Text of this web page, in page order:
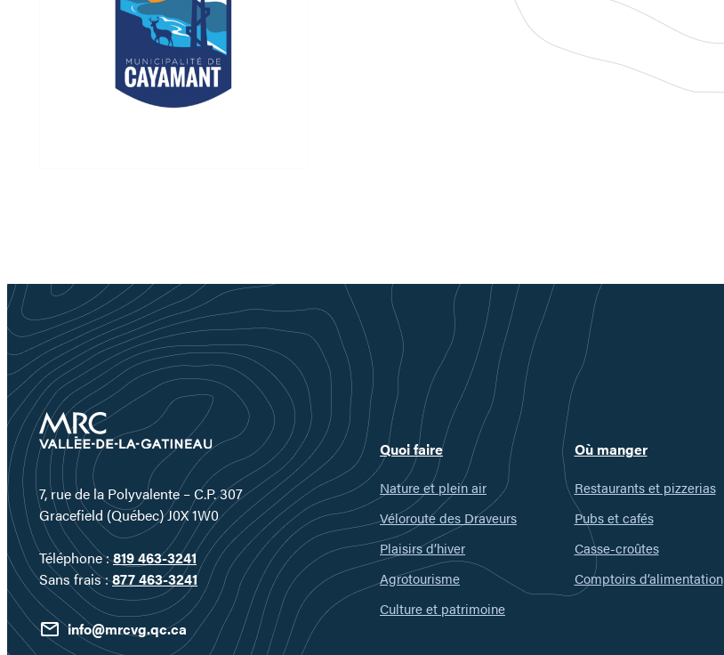
7, rue de la Polyvalente – C.P. 307
Gracefield (Québec) J0X 1W0
Téléphone :819 463-3241
Sans frais :877 463-3241
info@mrcvg.qc.ca
Quoi faire
Nature et plein air
Véloroute des Draveurs
Plaisirs d’hiver
Agrotourisme
Culture et patrimoine
Où manger
Restaurants et pizzerias
Pubs et cafés
Casse-croûtes
Comptoirs d’alimentation